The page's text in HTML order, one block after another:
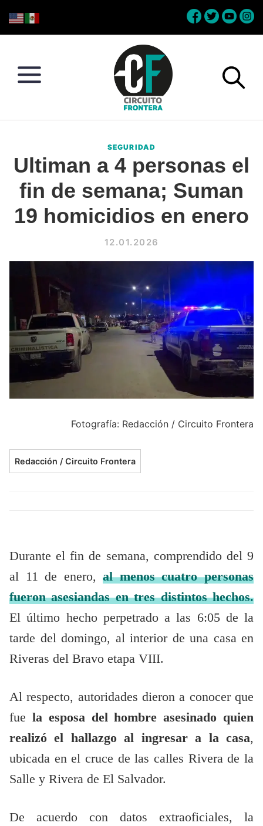
to
to
to
to
Conéctate
la
frontera
SEGURIDAD
Ultiman a 4 personas el
fin de semana; Suman
19 homicidios en enero
12.01.2026
Fotografía: Redacción / Circuito Frontera
Redacción / Circuito Frontera
Durante el fin de semana, comprendido del 9
al 11 de enero,al menos cuatro personas
fueron asesiandas en tres distintos hechos.
El último hecho perpetrado a las 6:05 de la
tarde del domingo, al interior de una casa en
Riveras del Bravo etapa VIII.
Al respecto, autoridades dieron a conocer que
fue la esposa del hombre asesinado quien
realizó el hallazgo al ingresar a la casa,
ubicada en el cruce de las calles Rivera de la
Salle y Rivera de El Salvador.
De acuerdo con datos extraoficiales, la